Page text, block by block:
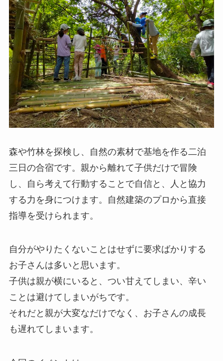
森や竹林を探検し、自然の素材で基地を作る二泊
三日の合宿です。親から離れて子供だけで冒険
し、自ら考えて行動することで自信と、人と協力
する力を身につけます。自然建築のプロから直接
指導を受けられます。
自分がやりたくないことはせずに要求ばかりする
お子さんは多いと思います。
子供は親が横にいると、つい甘えてしまい、辛い
ことは避けてしまいがちです。
それだと親が大変なだけでなく、お子さんの成長
も遅れてしまいます。